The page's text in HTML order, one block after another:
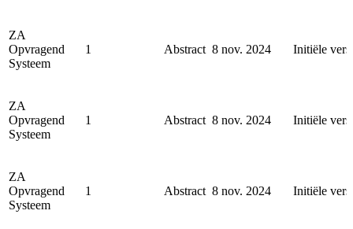
ZA
Opvragend
Systeem
1 Abstract 8 nov. 2024 Initiële
ZA
Opvragend
Systeem
1 Abstract 8 nov. 2024 Initiële
ZA
Opvragend
Systeem
1 Abstract 8 nov. 2024 Initiële